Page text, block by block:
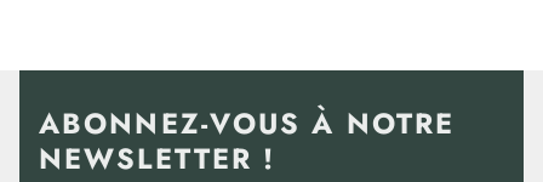
ABONNEZ-VOUS À NOTRE
NEWSLETTER !